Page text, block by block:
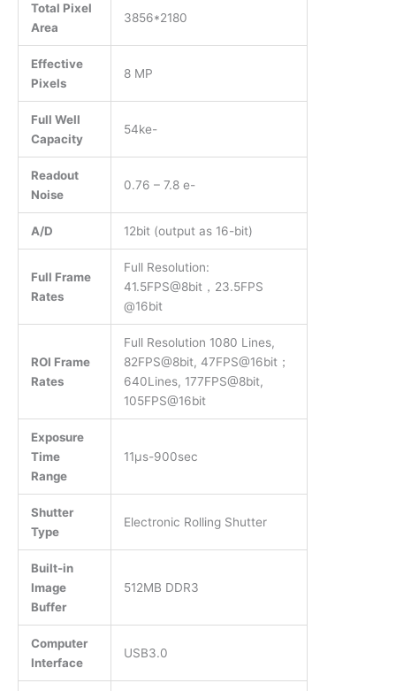
Total Pixel
Area
3856*2180
Effective
Pixels
8 MP
Full Well
Capacity
54ke-
Readout
Noise
0.76 – 7.8 e-
A/D 12bit (output as 16-bit)
Full Frame
Rates
Full Resolution:
41.5FPS@8bit，23.5FPS
@16bit
ROI Frame
Rates
Full Resolution 1080 Lines,
82FPS@8bit, 47FPS@16bit；
640Lines, 177FPS@8bit,
105FPS@16bit
Exposure
Time
Range
11μs-900sec
Shutter
Type
Electronic Rolling Shutter
Built-in
Image
Buffer
512MB DDR3
Computer
Interface
USB3.0